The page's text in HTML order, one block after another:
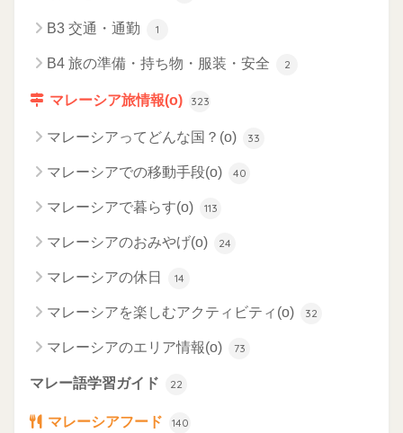
B3 交通・通勤 1
B4 旅の準備・持ち物・服装・安全 2
マレーシア旅情報(o) 323
マレーシアってどんな国？(o) 33
マレーシアでの移動手段(o) 40
マレーシアで暮らす(o) 113
マレーシアのおみやげ(o) 24
マレーシアの休日 14
マレーシアを楽しむアクティビティ(o) 32
マレーシアのエリア情報(o) 73
マレー語学習ガイド 22
マレーシアフード 140